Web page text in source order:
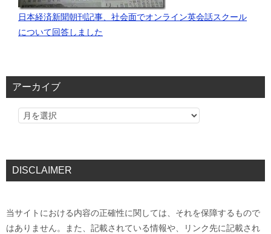
日本経済新聞朝刊記事、社会面でオンライン英会話スクール
について回答しました
アーカイブ
DISCLAIMER
当サイトにおける内容の正確性に関しては、それを保障するもので
はありません。また、記載されている情報や、リンク先に記載され